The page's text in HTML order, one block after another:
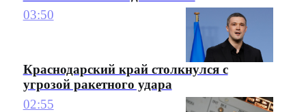
03:50
Краснодарский край столкнулся с
угрозой ракетного удара
02:55